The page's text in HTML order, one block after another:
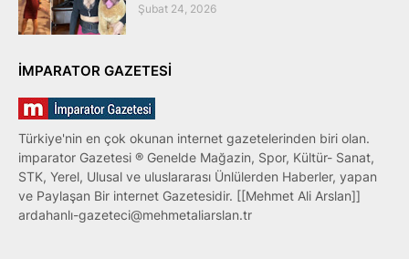
Şubat 24, 2026
IMPARATOR GAZETESI
Türkiye'nin en çok okunan internet gazetelerinden biri olan.
imparator Gazetesi ® Genelde Mağazin, Spor, Kültür- Sanat,
STK, Yerel, Ulusal ve uluslararası Ünlülerden Haberler, yapan
ve Paylaşan Bir internet Gazetesidir. [[Mehmet Ali Arslan]]
ardahanlı-gazeteci@mehmetaliarslan.tr